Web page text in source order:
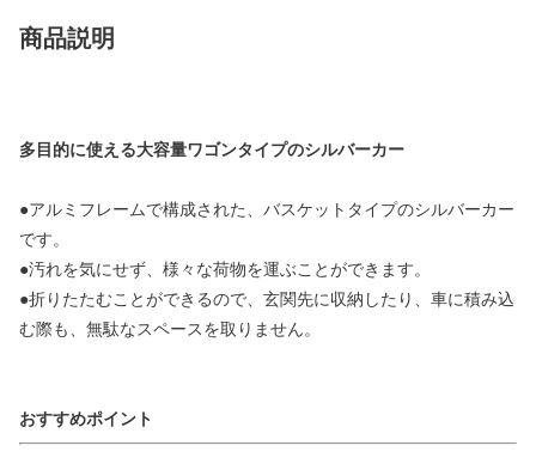
商品説明
多目的に使える大容量ワゴンタイプのシルバーカー
●アルミフレームで構成された、バスケットタイプのシルバーカー
です。
●汚れを気にせず、様々な荷物を運ぶことができます。
●折りたたむことができるので、玄関先に収納したり、車に積み込
む際も、無駄なスペースを取りません。
おすすめポイント